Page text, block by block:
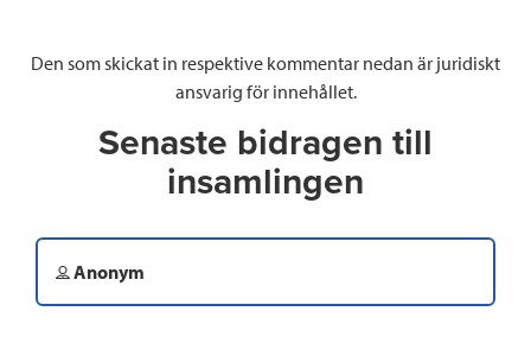
Den som skickat in respektive kommentar nedan är juridiskt
ansvarig för innehållet.
Senaste bidragen till
insamlingen
Anonym